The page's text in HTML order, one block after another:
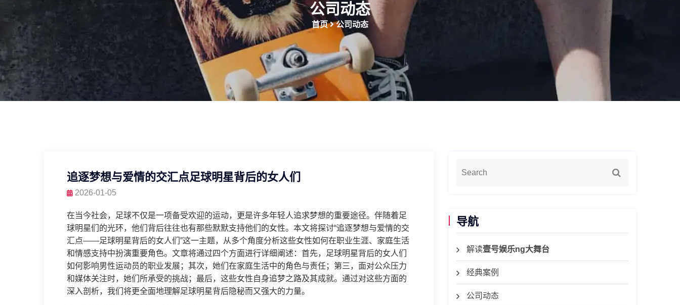
公司动态
首页 公司动态
追逐梦想与爱情的交汇点足球明星背后的女人们
2026-01-05
在当今社会，足球不仅是一项备受欢迎的运动，更是许多年轻人追求梦想的重要途径。伴随着足
球明星们的光环，他们背后往往也有那些默默支持他们的女性。本文将探讨“追逐梦想与爱情的交
汇点——足球明星背后的女人们”这一主题，从多个角度分析这些女性如何在职业生涯、家庭生活
和情感支持中扮演重要角色。文章将通过四个方面进行详细阐述：首先，足球明星背后的女人们
如何影响男性运动员的职业发展；其次，她们在家庭生活中的角色与责任；第三，面对公众压力
和媒体关注时，她们所承受的挑战；最后，这些女性自身追梦之路及其成就。通过对这些方面的
深入剖析，我们将更全面地理解足球明星背后隐秘而又强大的力量。
导航
解读壹号娱乐ng大舞台
经典案例
公司动态